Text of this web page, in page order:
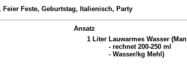
Feste, Geburtstag, Italienisch, Party
Ansatz
1 Liter Lauwarmes Wasser (Man
- rechnet 200-250 ml
- Wasser/kg Mehl)